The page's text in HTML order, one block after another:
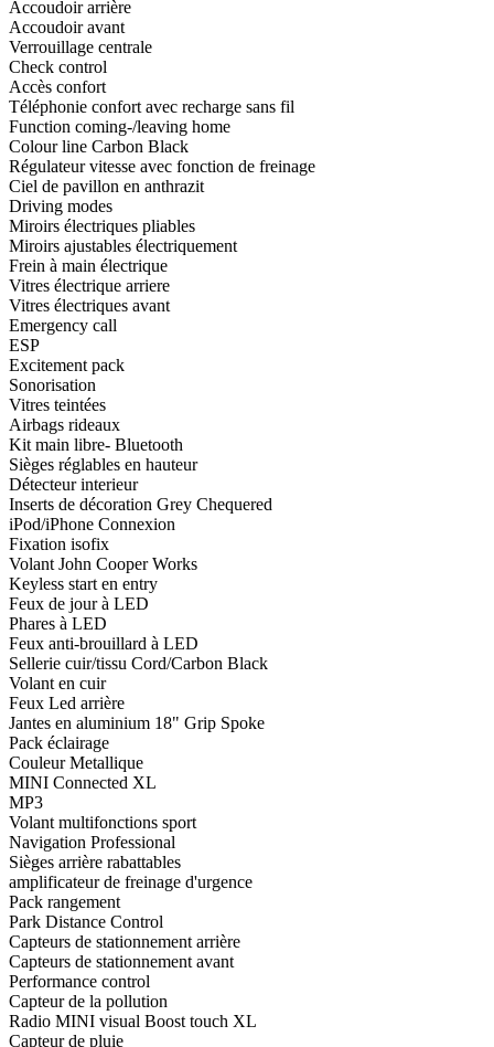
Accoudoir arrière
Accoudoir avant
Verrouillage centrale
Check control
Accès confort
Téléphonie confort avec recharge sans fil
Function coming-/leaving home
Colour line Carbon Black
Régulateur vitesse avec fonction de freinage
Ciel de pavillon en anthrazit
Driving modes
Miroirs électriques pliables
Miroirs ajustables électriquement
Frein à main électrique
Vitres électrique arriere
Vitres électriques avant
Emergency call
ESP
Excitement pack
Sonorisation
Vitres teintées
Airbags rideaux
Kit main libre- Bluetooth
Sièges réglables en hauteur
Détecteur interieur
Inserts de décoration Grey Chequered
iPod/iPhone Connexion
Fixation isofix
Volant John Cooper Works
Keyless start en entry
Feux de jour à LED
Phares à LED
Feux anti-brouillard à LED
Sellerie cuir/tissu Cord/Carbon Black
Volant en cuir
Feux Led arrière
Jantes en aluminium 18" Grip Spoke
Pack éclairage
Couleur Metallique
MINI Connected XL
MP3
Volant multifonctions sport
Navigation Professional
Sièges arrière rabattables
amplificateur de freinage d'urgence
Pack rangement
Park Distance Control
Capteurs de stationnement arrière
Capteurs de stationnement avant
Performance control
Capteur de la pollution
Radio MINI visual Boost touch XL
Capteur de pluie